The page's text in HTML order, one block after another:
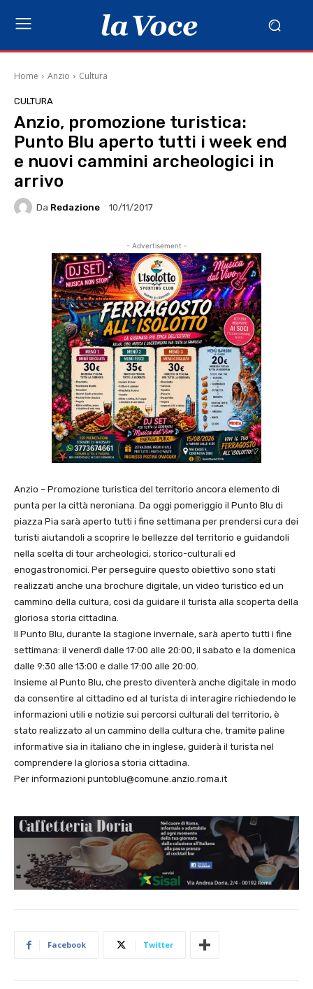
Home Anzio Cultura
CULTURA
Anzio, promozione turistica:
Punto Blu aperto tutti i week end
e nuovi cammini archeologici in
arrivo
Da Redazione 10/11/2017
- Advertisement -
Anzio – Promozione turistica del territorio ancora elemento di
punta per la città neroniana. Da oggi pomeriggio il Punto Blu di
piazza Pia sarà aperto tutti i fine settimana per prendersi cura dei
turisti aiutandoli a scoprire le bellezze del territorio e guidandoli
nella scelta di tour archeologici, storico-culturali ed
enogastronomici. Per perseguire questo obiettivo sono stati
realizzati anche una brochure digitale, un video turistico ed un
cammino della cultura, così da guidare il turista alla scoperta della
gloriosa storia cittadina.
Il Punto Blu, durante la stagione invernale, sarà aperto tutti i fine
settimana: il venerdì dalle 17:00 alle 20:00, il sabato e la domenica
dalle 9:30 alle 13:00 e dalle 17:00 alle 20:00.
Insieme al Punto Blu, che presto diventerà anche digitale in modo
da consentire al cittadino ed al turista di interagire richiedendo le
informazioni utili e notizie sui percorsi culturali del territorio, è
stato realizzato al un cammino della cultura che, tramite paline
informative sia in italiano che in inglese, guiderà il turista nel
comprendere la gloriosa storia cittadina.
Per informazioni puntoblu@comune.anzio.roma.it
Facebook Twitter